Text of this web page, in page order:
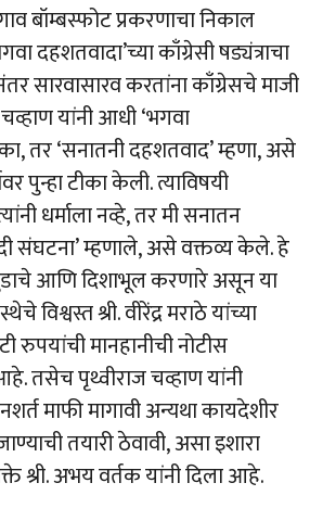
बॉम्बस्फोट प्रकरणाचा निकाल
दहशतवादा’च्या काँग्रेसी षड्यंत्राचा
सारवासारव करतांना काँग्रेसचे माजी
यांनी आधी ‘भगवा
तर ‘सनातनी दहशतवाद’ म्हणा, असे
पुन्हा टीका केली. त्याविषयी
धर्माला नव्हे, तर मी सनातन
संघटना’ म्हणाले, असे वक्तव्य केले. हे
आणि दिशाभूल करणारे असून या
विश्वस्त श्री. वीरेंद्र मराठे यांच्या
रुपयांची मानहानीची नोटीस
तसेच पृथ्वीराज चव्हाण यांनी
माफी मागावी अन्यथा कायदेशीर
तयारी ठेवावी, असा इशारा
श्री. अभय वर्तक यांनी दिला आहे.